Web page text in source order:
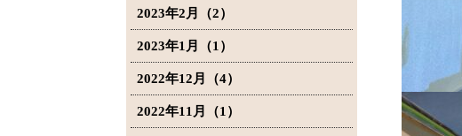
2023年2月（2）
2023年1月（1）
2022年12月（4）
2022年11月（1）